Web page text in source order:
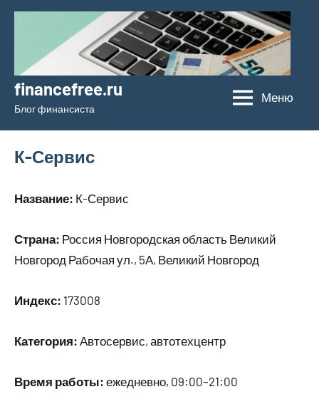
Перейти
содержимому
financefree.ru
Блог финансиста
Меню
К-Сервис
Название: К-Сервис
Страна: Россия Новгородская область Великий
Новгород Рабочая ул., 5А, Великий Новгород
Индекс: 173008
Категория: Автосервис, автотехцентр
Время работы: ежедневно, 09:00–21:00